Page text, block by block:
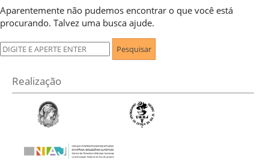
Aparentemente não pudemos encontrar o que você está
procurando. Talvez uma busca ajude.
Pesquisar
por:
Realização